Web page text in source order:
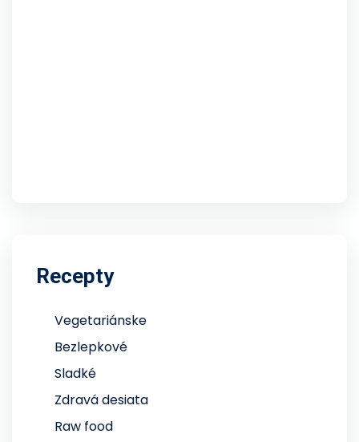
Recepty
Vegetariánske
Bezlepkové
Sladké
Zdravá desiata
Raw food